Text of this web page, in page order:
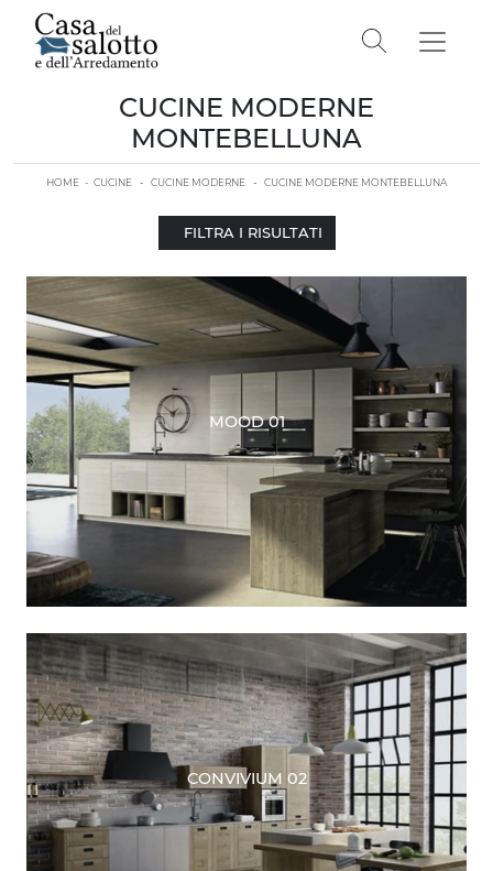
CUCINE MODERNE
MONTEBELLUNA
HOME - CUCINE - CUCINE MODERNE - CUCINE MODERNE MONTEBELLUNA
FILTRA I RISULTATI
MOOD 01
CONVIVIUM 02